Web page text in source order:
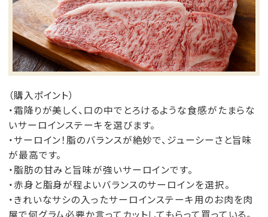
（購入ポイント）
・霜降りが美しく、口の中でとろけるような食感がたまらな
いサーロインステーキを選びます。
・サーロイン！脂のバランスが絶妙で、ジューシーさと旨味
が最高です。
・脂肪の甘みと旨味が強いサーロインです。
・赤身と脂身が程よいバランスのサーロインを選択。
・きれいなサシの入ったサーロインステーキ用のお肉を肉
屋で何グラム必要か言ってカットしてもらって買っている。